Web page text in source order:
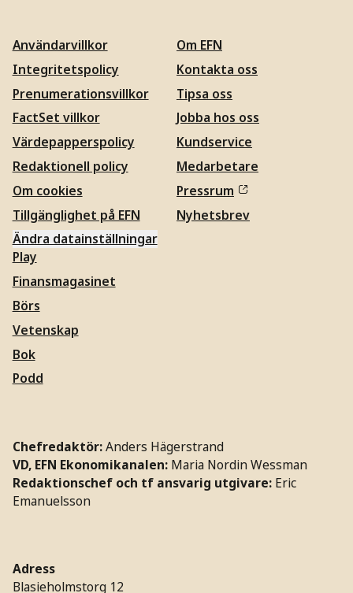
Användarvillkor
Integritetspolicy
Prenumerationsvillkor
FactSet villkor
Värdepapperspolicy
Redaktionell policy
Om cookies
Tillgänglighet på EFN
Ändra datainställningar
Om EFN
Kontakta oss
Tipsa oss
Jobba hos oss
Kundservice
Medarbetare
Pressrum
Nyhetsbrev
Play
Finansmagasinet
Börs
Vetenskap
Bok
Podd
Chefredaktör:Anders Hägerstrand
VD, EFN Ekonomikanalen: Maria Nordin Wessman
Redaktionschef och tf ansvarig utgivare: Eric
Emanuelsson
Adress
Blasieholmstorg 12